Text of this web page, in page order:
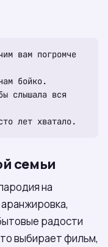
вам погромче
бойко.
слышала вся
семьи
на
радости
выбирает фильм,